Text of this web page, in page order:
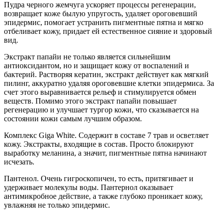
Пудра черного жемчуга ускоряет процессы регенерации,
возвращает коже былую упругость, удаляет ороговевший
эпидермис, помогает устранить пигментные пятна и мягко
отбеливает кожу, придает ей естественное сияние и здоровый
вид.
Экстракт папайи не только является сильнейшим
антиоксидантом, но и защищает кожу от воспалений и
бактерий. Растворяя кератин, экстракт действует как мягкий
пилинг, аккуратно удаляя ороговевшие клетки эпидермиса. За
счет этого выравнивается рельеф и стимулируется обмен
веществ. Помимо этого экстракт папайи повышает
регенерацию и улучшает тургор кожи, что сказывается на
состоянии кожи самым лучшим образом.
Комплекс Giga White. Содержит в составе 7 трав и осветляет
кожу. Экстракты, входящие в состав. Просто блокируют
выработку меланина, а значит, пигментные пятна начинают
исчезать.
Пантенол. Очень гигроскопичен, то есть, притягивает и
удерживает молекулы воды. Пантернол оказывает
антимикробное действие, а также глубоко проникает кожу,
увлажняя не только эпидермис.